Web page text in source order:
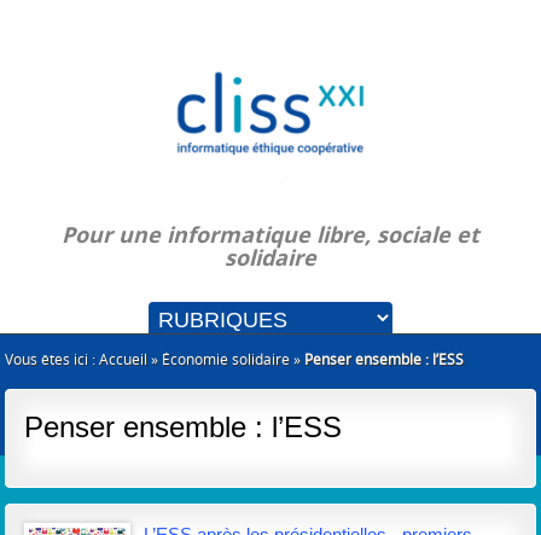
Pour une informatique libre, sociale et
solidaire
Vous êtes ici :Accueil » Économie solidaire » Penser ensemble : l’ESS
Penser ensemble : l’ESS